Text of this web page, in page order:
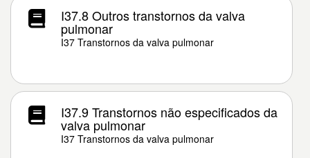
I37.8 Outros transtornos da valva
pulmonar
I37 Transtornos da valva pulmonar
I37.9 Transtornos não especificados da
valva pulmonar
I37 Transtornos da valva pulmonar